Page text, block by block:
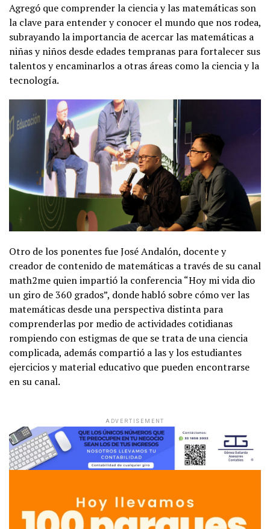
Agregó que comprender la ciencia y las matemáticas son
la clave para entender y conocer el mundo que nos rodea,
subrayando la importancia de acercar las matemáticas a
niñas y niños desde edades tempranas para fortalecer sus
talentos y encaminarlos a otras áreas como la ciencia y la
tecnología.
Otro de los ponentes fue José Andalón, docente y
creador de contenido de matemáticas a través de su canal
math2me quien impartió la conferencia “Hoy mi vida dio
un giro de 360 grados”, donde habló sobre cómo ver las
matemáticas desde una perspectiva distinta para
comprenderlas por medio de actividades cotidianas
rompiendo con estigmas de que se trata de una ciencia
complicada, además compartió a las y los estudiantes
ejercicios y material educativo que pueden encontrarse
en su canal.
ADVERTISEMENT